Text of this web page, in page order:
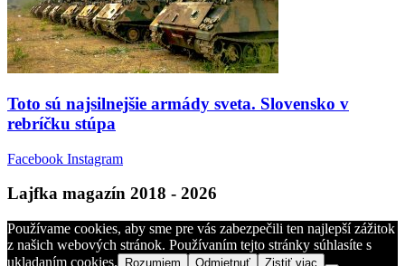
Toto sú najsilnejšie armády sveta. Slovensko v
rebríčku stúpa
Facebook Instagram
Lajfka magazín 2018 - 2026
Používame cookies, aby sme pre vás zabezpečili ten najlepší zážitok
z našich webových stránok. Používaním tejto stránky súhlasíte s
ukladaním cookies.
Rozumiem Odmietnuť Zistiť viac